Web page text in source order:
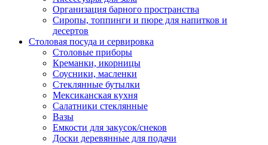
Организация барного пространства
Сиропы, топпинги и пюре для напитков и
десертов
Столовая посуда и сервировка
Столовые приборы
Креманки, икорницы
Соусники, масленки
Стеклянные бутылки
Мексиканская кухня
Салатники стеклянные
Вазы
Емкости для закусок/снеков
Доски деревянные для подачи